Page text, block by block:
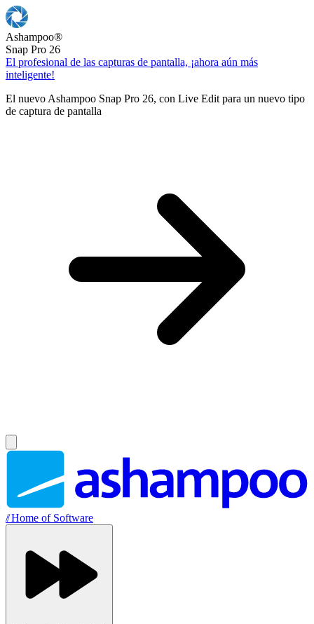
Ashampoo®
Snap Pro 26
El profesional de las capturas de pantalla, ¡ahora aún más
inteligente!
El nuevo Ashampoo Snap Pro 26, con Live Edit para un nuevo tipo
de captura de pantalla
//Home of Software